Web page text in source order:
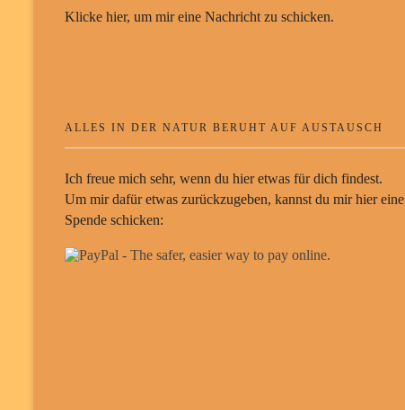
Klicke hier, um mir eine Nachricht zu schicken.
ALLES IN DER NATUR BERUHT AUF AUSTAUSCH
Ich freue mich sehr, wenn du hier etwas für dich findest.
Um mir dafür etwas zurückzugeben, kannst du mir hier eine
Spende schicken: